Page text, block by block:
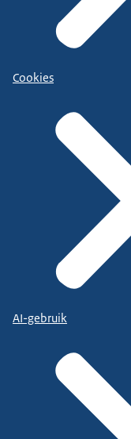
Cookies
AI-gebruik